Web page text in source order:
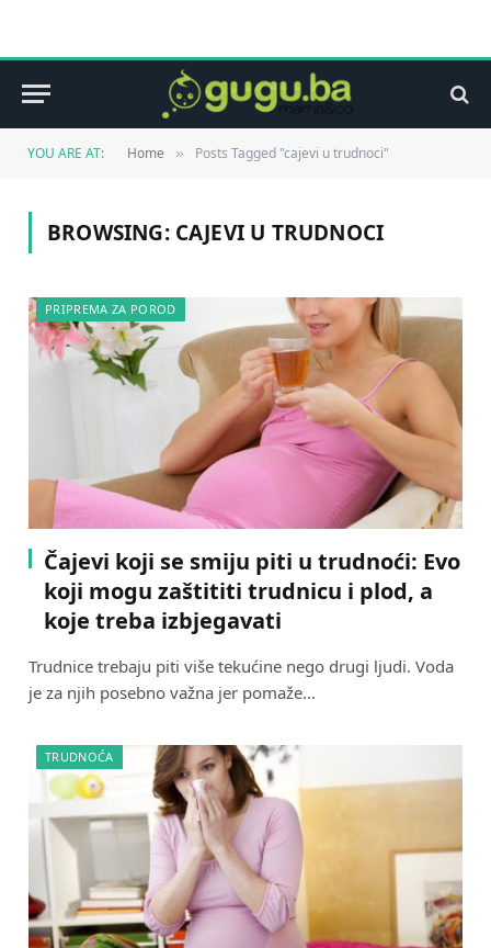
YOU ARE AT: Home » Posts Tagged "cajevi u trudnoci"
BROWSING: CAJEVI U TRUDNOCI
PRIPREMA ZA POROD
Čajevi koji se smiju piti u trudnoći: Evo
koji mogu zaštititi trudnicu i plod, a
koje treba izbjegavati
Trudnice trebaju piti više tekućine nego drugi ljudi. Voda
je za njih posebno važna jer pomaže…
TRUDNOĆA